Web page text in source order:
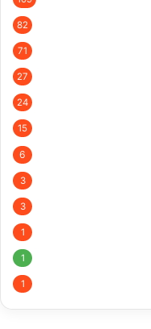
82
71
27
24
15
6
3
3
1
1
1